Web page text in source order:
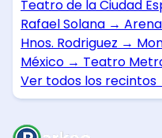
Teatro de la Ciudad
Rafael Solana →
Hnos. Rodriguez →
México → Teatro
Ver todos los recintos